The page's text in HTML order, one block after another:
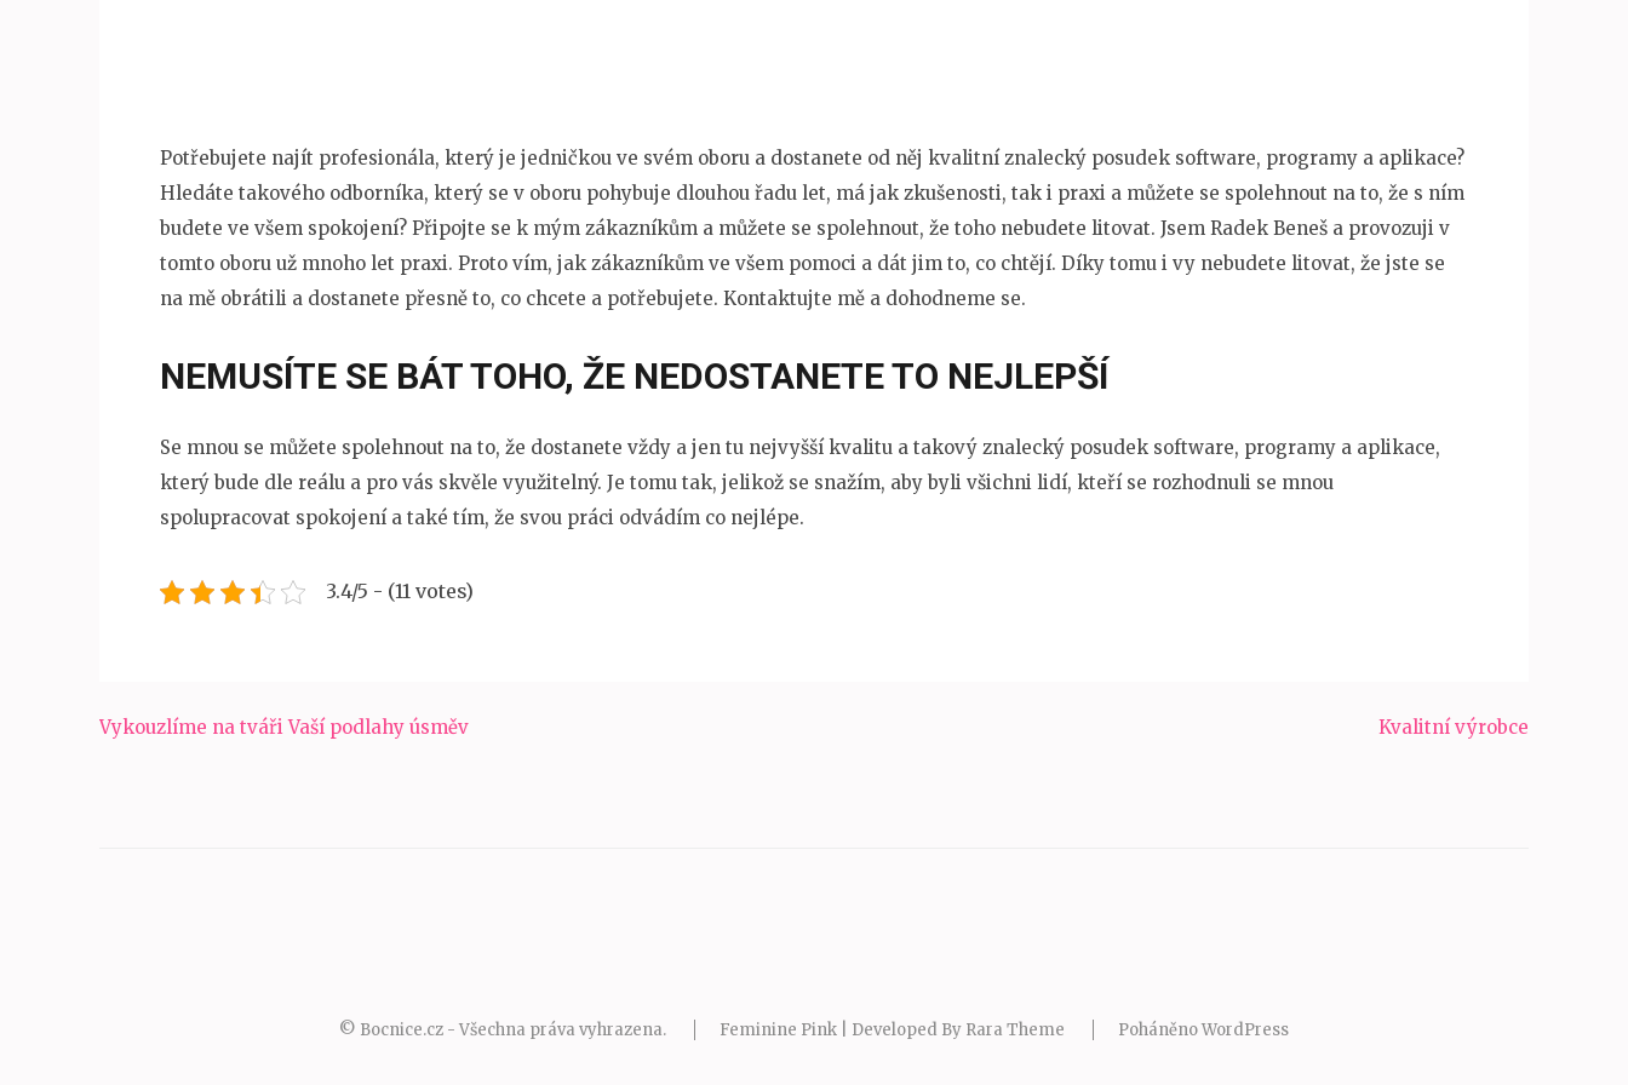
Potřebujete najít profesionála, který je jedničkou ve svém oboru a dostanete od něj kvalitní znalecký posudek software, programy a aplikace?
Hledáte takového odborníka, který se v oboru pohybuje dlouhou řadu let, má jak zkušenosti, tak i praxi a můžete se spolehnout na to, že s ním
budete ve všem spokojení? Připojte se k mým zákazníkům a můžete se spolehnout, že toho nebudete litovat. Jsem Radek Beneš a provozuji v
tomto oboru už mnoho let praxi. Proto vím, jak zákazníkům ve všem pomoci a dát jim to, co chtějí. Díky tomu i vy nebudete litovat, že jste se
na mě obrátili a dostanete přesně to, co chcete a potřebujete. Kontaktujte mě a dohodneme se.
NEMUSÍTE SE BÁT TOHO, ŽE NEDOSTANETE TO NEJLEPŠÍ
Se mnou se můžete spolehnout na to, že dostanete vždy a jen tu nejvyšší kvalitu a takový znalecký posudek software, programy a aplikace,
který bude dle reálu a pro vás skvěle využitelný. Je tomu tak, jelikož se snažím, aby byli všichni lidí, kteří se rozhodnuli se mnou
spolupracovat spokojení a také tím, že svou práci odvádím co nejlépe.
3.4/5 - (11 votes)
Navigace
Vykouzlíme na tváři Vaší podlahy úsměv Kvalitní výrobce
© Bocnice.cz - Všechna práva vyhrazena. Feminine Pink | Developed By Rara Theme PoháněnoWordPress